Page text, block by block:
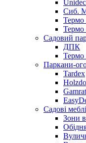
Сиб.
Термо
Термо
Садовий
ДПК
Термо
Паркани-
Tardex
Gamrat
Садові меблі
Зони